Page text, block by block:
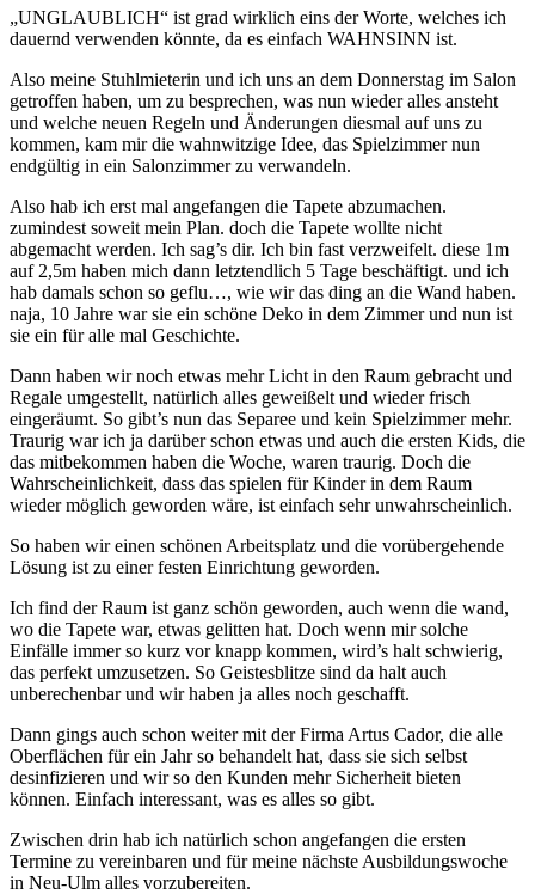
„UNGLAUBLICH“ ist grad wirklich eins der Worte, welches ich
dauernd verwenden könnte, da es einfach WAHNSINN ist.
Also meine Stuhlmieterin und ich uns an dem Donnerstag im Salon
getroffen haben, um zu besprechen, was nun wieder alles ansteht
und welche neuen Regeln und Änderungen diesmal auf uns zu
kommen, kam mir die wahnwitzige Idee, das Spielzimmer nun
endgültig in ein Salonzimmer zu verwandeln.
Also hab ich erst mal angefangen die Tapete abzumachen.
zumindest soweit mein Plan. doch die Tapete wollte nicht
abgemacht werden. Ich sag’s dir. Ich bin fast verzweifelt. diese 1m
auf 2,5m haben mich dann letztendlich 5 Tage beschäftigt. und ich
hab damals schon so geflu…, wie wir das ding an die Wand haben.
naja, 10 Jahre war sie ein schöne Deko in dem Zimmer und nun ist
sie ein für alle mal Geschichte.
Dann haben wir noch etwas mehr Licht in den Raum gebracht und
Regale umgestellt, natürlich alles geweißelt und wieder frisch
eingeräumt. So gibt’s nun das Separee und kein Spielzimmer mehr.
Traurig war ich ja darüber schon etwas und auch die ersten Kids, die
das mitbekommen haben die Woche, waren traurig. Doch die
Wahrscheinlichkeit, dass das spielen für Kinder in dem Raum
wieder möglich geworden wäre, ist einfach sehr unwahrscheinlich.
So haben wir einen schönen Arbeitsplatz und die vorübergehende
Lösung ist zu einer festen Einrichtung geworden.
Ich find der Raum ist ganz schön geworden, auch wenn die wand,
wo die Tapete war, etwas gelitten hat. Doch wenn mir solche
Einfälle immer so kurz vor knapp kommen, wird’s halt schwierig,
das perfekt umzusetzen. So Geistesblitze sind da halt auch
unberechenbar und wir haben ja alles noch geschafft.
Dann gings auch schon weiter mit der Firma Artus Cador, die alle
Oberflächen für ein Jahr so behandelt hat, dass sie sich selbst
desinfizieren und wir so den Kunden mehr Sicherheit bieten
können. Einfach interessant, was es alles so gibt.
Zwischen drin hab ich natürlich schon angefangen die ersten
Termine zu vereinbaren und für meine nächste Ausbildungswoche
in Neu-Ulm alles vorzubereiten.